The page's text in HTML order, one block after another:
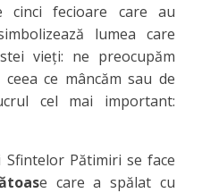
cinci fecioare care au
lumea care
vieţi: ne preocupăm
ce mâncăm sau de
cel mai important:
Sfintelor Pătimiri se face
e care a spălat cu